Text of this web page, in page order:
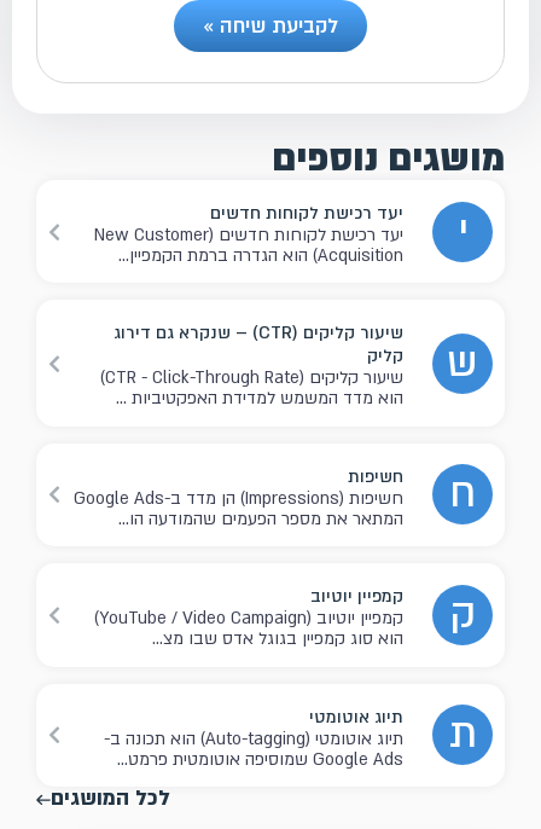
לקביעת שיחה »
מושגים נוספים
י
יעד רכישת לקוחות חדשים
יעד רכישת לקוחות חדשים (New Customer
Acquisition) הוא הגדרה ברמת הקמפיין...
ש
שיעור קליקים (CTR) – שנקרא גם דירוג
קליק
שיעור קליקים (CTR - Click-Through Rate)
הוא מדד המשמש למדידת האפקטיביות ...
ח
חשיפות
חשיפות (Impressions) הן מדד ב-Google Ads
המתאר את מספר הפעמים שהמודעה הו...
ק
קמפיין יוטיוב
קמפיין יוטיוב (YouTube / Video Campaign)
הוא סוג קמפיין בגוגל אדס שבו מצ...
ת
תיוג אוטומטי
תיוג אוטומטי (Auto-tagging) הוא תכונה ב-
Google Ads שמוסיפה אוטומטית פרמט...
לכל המושגים